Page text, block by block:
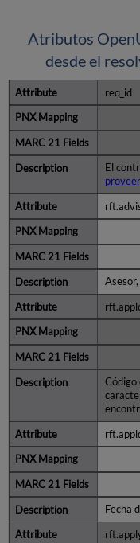
Atributos
desde el
req_id
El
Código
Fecha